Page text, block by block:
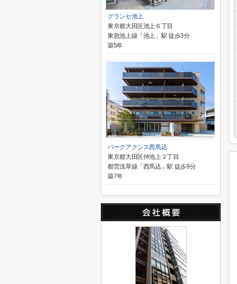
グランセ池上
東京都大田区池上６丁目
東急池上線「池上」駅 徒歩3分
築5年
パークアクシス西馬込
東京都大田区仲池上２丁目
都営浅草線「西馬込」駅 徒歩9分
築7年